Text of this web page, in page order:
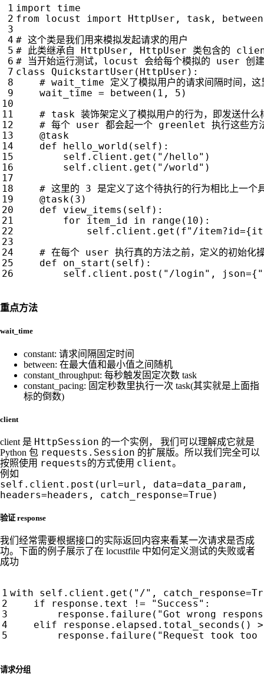
import
time
from
locust import HttpUser , task ,
between
# 这个类是我们用来模拟发起请求的用户
# 此类继承自 HttpUser, HttpUser 类包含的
# 当开始运行测试，locust 会给每个模拟的 user 创建
class
QuickstartUser ( HttpUser ):
wait_time = between ( 1 , 5 )
# task 装饰架定义了模拟用户的行为，即发送什
# 每个 user 都会起一个 greenlet 执行这些方
@task
def
hello_world ( self ):
self . client . get ( "/hello" )
self . client . get ( "/world" )
# 这里的 3 是定义了这个待执行的行为相比上一个
@task( 3 )
def
view_items ( self ):
for
item_id in range ( 10 ):
self . client . get ( f"/item?id={
# 在每个 user 执行真的方法之前，定义的初始化
def
on_start ( self ):
self . client . post ( "/login" , json={
重点方法
wait_time
constant: 请求间隔固定时间
between: 在最大值和最小值之间随机
constant_throughput: 每秒触发固定次数 task
constant_pacing: 固定秒数里执行一次 task(其实就是上面指
标的倒数)
client
client 是 HttpSession 的一个实例， 我们可以理解成它就是
Python 包 requests.Session 的扩展版。所以我们完全可以
按照使用 requests的方式使用 client。
例如
self.client.post(url=url, data=data_param,
headers=headers, catch_response=True)
验证 response
我们经常需要根据接口的实际返回内容来看某一次请求是否成
功。下面的例子展示了在 locustfile 中如何定义测试的失败或者
成功
请求分组